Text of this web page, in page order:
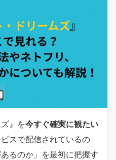
』を今すぐ確実に観たい
スで配信されているの
るのか」を最初に把握す